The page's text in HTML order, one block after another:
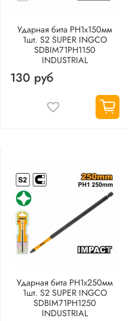
Ударная бита PH1х150мм
1шт. S2 SUPER INGCO
SDBIM71PH1150
INDUSTRIAL
130 руб
Ударная бита PH1х250мм
1шт. S2 SUPER INGCO
SDBIM71PH1250
INDUSTRIAL